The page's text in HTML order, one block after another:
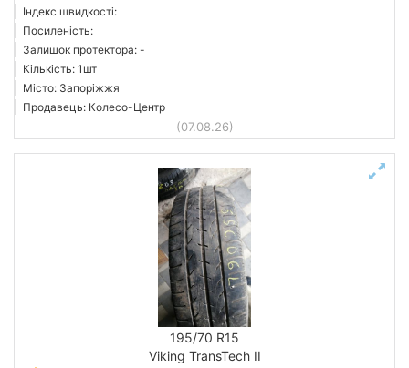
Індекс швидкості:
Посиленість:
Залишок протектора: -
Кількість: 1шт
Місто: Запоріжжя
Продавець: Колесо-Центр
(07.08.26)
195/70 R15
Viking TransTech II